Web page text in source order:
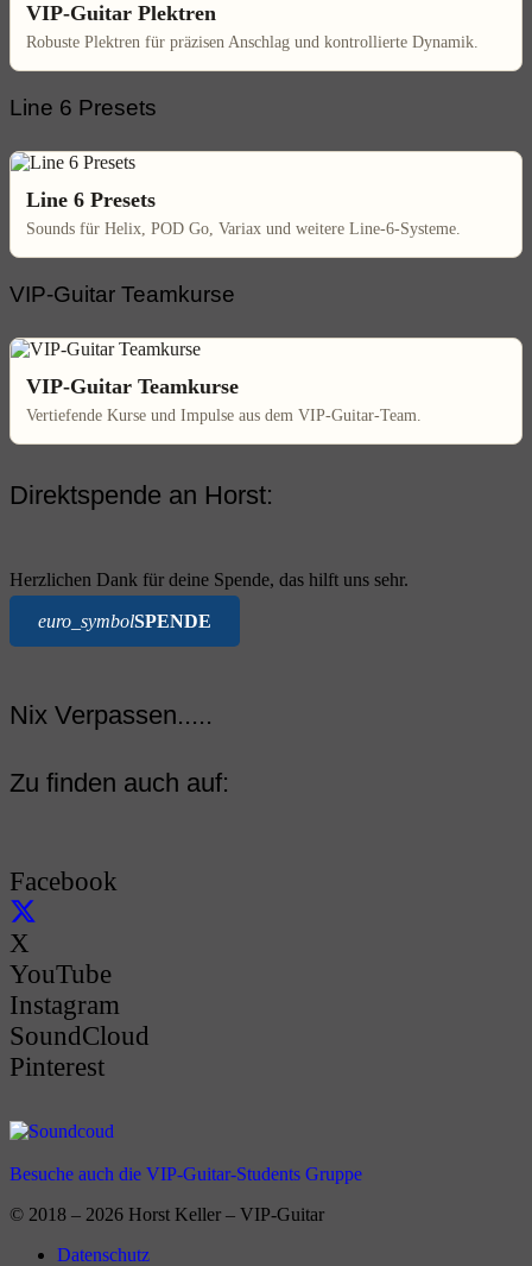
VIP-Guitar Plektren
Robuste Plektren für präzisen Anschlag und kontrollierte Dynamik.
Line 6 Presets
Line 6 Presets
Sounds für Helix, POD Go, Variax und weitere Line-6-Systeme.
VIP-Guitar Teamkurse
VIP-Guitar Teamkurse
Vertiefende Kurse und Impulse aus dem VIP-Guitar-Team.
Direktspende an Horst:
Herzlichen Dank für deine Spende, das hilft uns sehr.
euro_symbolSPENDE
Nix Verpassen.....
Zu finden auch auf:
Facebook
X
YouTube
Instagram
SoundCloud
Pinterest
Besuche auch die VIP-Guitar-Students Gruppe
© 2018 – 2026 Horst Keller – VIP-Guitar
Datenschutz